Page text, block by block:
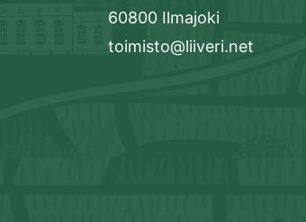
60800 Ilmajoki
toimisto@liiveri.net